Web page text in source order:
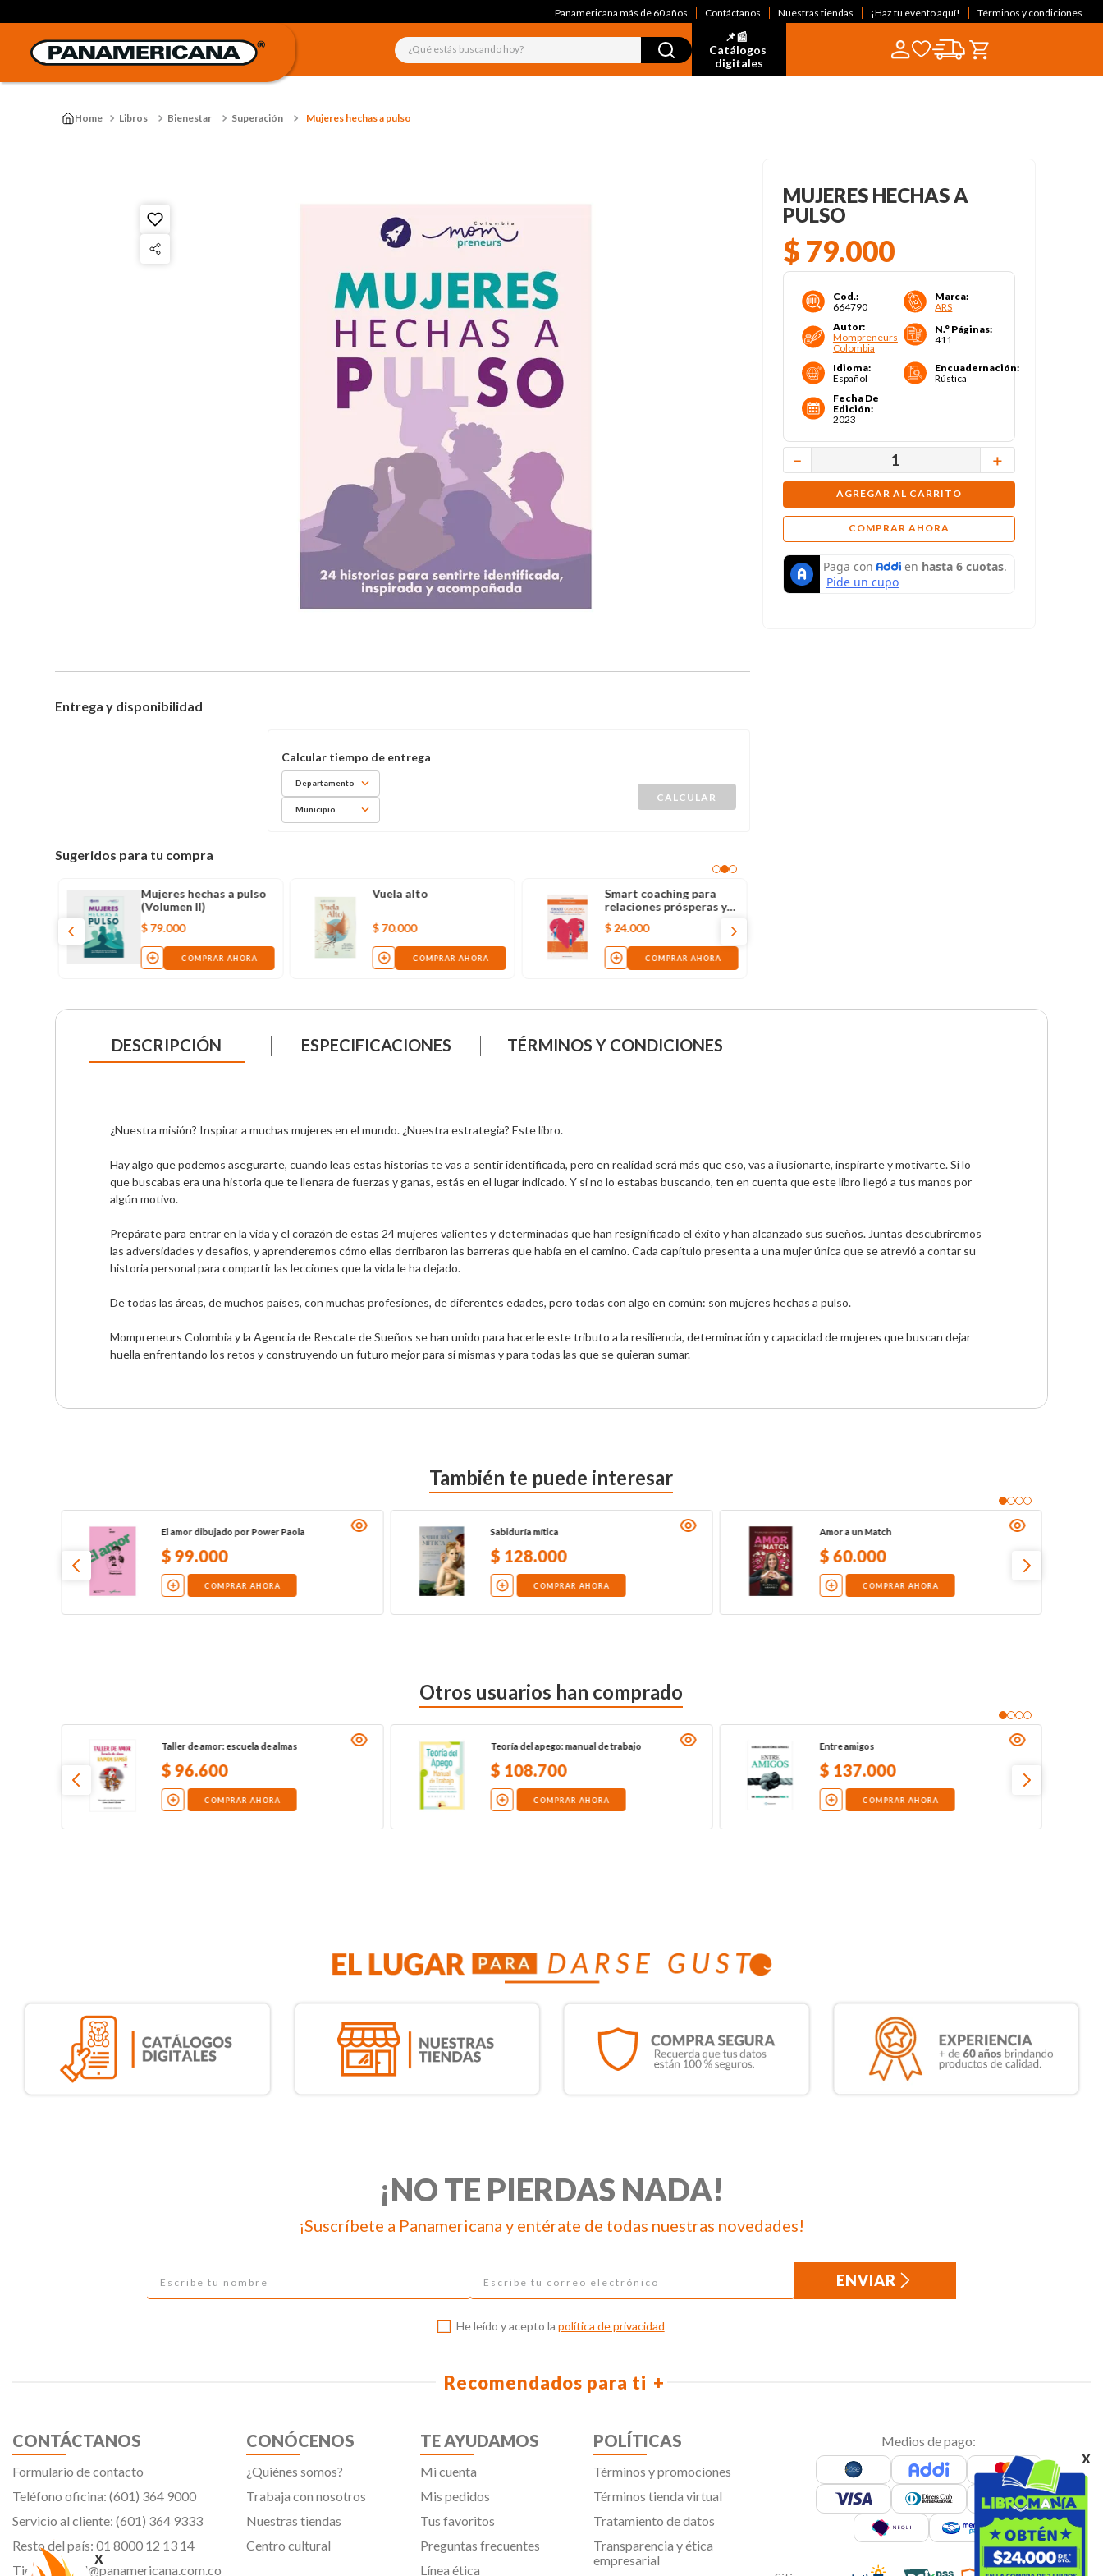
x
x
Panamericana más de 60 años Contáctanos Nuestras tiendas ¡Haz tu evento aquí! Términos y condiciones
¿Qué estás buscando hoy?
📌📰
Catálogos
digitales
Libros Bienestar Superación Mujeres hechas a pulso
Entrega y disponibilidad
Departamento
Municipio
Sugeridos para tu compra
Mujeres hechas a pulso
(Volumen II)
$79.000
COMPRAR AHORA
Vuela alto
$70.000
COMPRAR AHORA
Smart coaching para
relaciones prósperas y
abundantes
$ 24.000
COMPRAR AHORA
MUJERES HECHAS A
PULSO
$ 79.000
Cod.:
664790
Marca:
ARS
Autor:
Mompreneurs
Colombia
N.° Páginas:
411
Idioma:
Español
Encuadernación:
Rústica
Fecha De
Edición:
2023
＋
－
AGREGAR AL CARRITO
COMPRAR AHORA
DESCRIPCIÓN ESPECIFICACIONES TÉRMINOS Y CONDICIONES
¿Nuestra misión? Inspirar a muchas mujeres en el mundo. ¿Nuestra estrategia? Este libro.
Hay algo que podemos asegurarte, cuando leas estas historias te vas a sentir identificada, pero en realidad será más que eso, vas a ilusionarte, inspirarte y motivarte. Si lo
que buscabas era una historia que te llenara de fuerzas y ganas, estás en el lugar indicado. Y si no lo estabas buscando, ten en cuenta que este libro llegó a tus manos por
algún motivo.
Prepárate para entrar en la vida y el corazón de estas 24 mujeres valientes y determinadas que han resignificado el éxito y han alcanzado sus sueños. Juntas descubriremos
las adversidades y desafíos, y aprenderemos cómo ellas derribaron las barreras que había en el camino. Cada capítulo presenta a una mujer única que se atrevió a contar su
historia personal para compartir las lecciones que la vida le ha dejado.
De todas las áreas, de muchos países, con muchas profesiones, de diferentes edades, pero todas con algo en común: son mujeres hechas a pulso.
Mompreneurs Colombia y la Agencia de Rescate de Sueños se han unido para hacerle este tributo a la resiliencia, determinación y capacidad de mujeres que buscan dejar
huella enfrentando los retos y construyendo un futuro mejor para sí mismas y para todas las que se quieran sumar.
También te puede interesar
El amor dibujado por Power Paola
$99.000
COMPRAR AHORA
Sabiduría mítica
$ 128.000
COMPRAR AHORA
Amor a un Match
$60.000
COMPRAR AHORA
Otros usuarios han comprado
Taller de amor: escuela de almas
$96.600
COMPRAR AHORA
Teoría del apego: manual de trabajo
$ 108.700
COMPRAR AHORA
Entre amigos
$ 137.000
COMPRAR AHORA
¡NO TE PIERDAS NADA!
¡Suscríbete a Panamericana y entérate de todas nuestras novedades!
ENVIAR
He leído y acepto la política de privacidad
Recomendados para ti
CONTÁCTANOS
Formulario de contacto
Teléfono oficina: (601) 364 9000
Servicio al cliente: (601) 364 9333
Resto del país: 01 8000 12 13 14
Tiendavirtual@panamericana.com.co
CONÓCENOS
¿Quiénes somos?
Trabaja con nosotros
Nuestras tiendas
Centro cultural
TE AYUDAMOS
Mi cuenta
Mis pedidos
Tus favoritos
Preguntas frecuentes
Línea ética
POLÍTICAS
Términos y promociones
Términos tienda virtual
Tratamiento de datos
Transparencia y ética
empresarial
Medios de pago: